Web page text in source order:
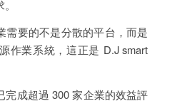
需要的不是分散的平台，而是
作業系統，這正是 D.J smart
完成超過 300 家企業的效益評